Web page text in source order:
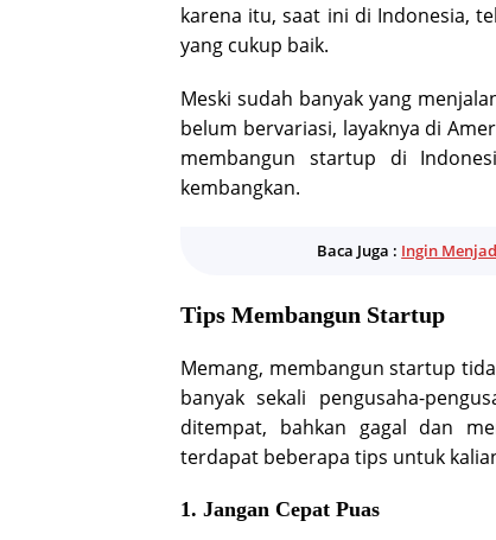
karena itu, saat ini di Indonesia,
yang cukup baik.
Meski sudah banyak yang
belum bervariasi, layaknya di
membangun startup di
kembangkan.
Baca Juga : Ingin
Tips Membangun Startup
Memang, membangun startup
banyak sekali pengusaha-
ditempat, bahkan gagal dan
terdapat beberapa tips untuk
1. Jangan Cepat Puas